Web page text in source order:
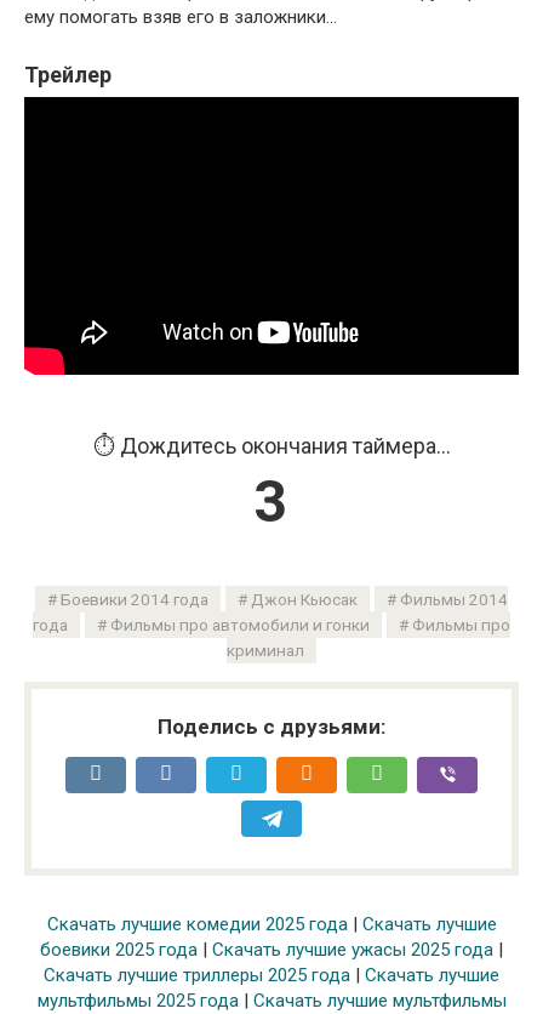
ему помогать взяв его в заложники…
Трейлер
⏱️ Дождитесь окончания таймера...
3
Боевики 2014 года Джон Кьюсак
Фильмы 2014
года
Фильмы про автомобили и гонки
Фильмы про
криминал
Поделись с друзьями:
Скачать лучшие комедии 2025 года| Скачать лучшие
боевики 2025 года
Скачать лучшие ужасы 2025 года
Скачать лучшие триллеры 2025 года
Скачать лучшие
мультфильмы 2025 года| Скачать лучшие мультфильмы